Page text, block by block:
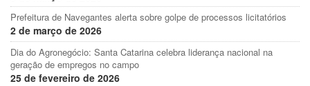
Prefeitura de Navegantes alerta sobre golpe de processos licitatórios
2 de março de 2026
Dia do Agronegócio: Santa Catarina celebra liderança nacional na
geração de empregos no campo
25 de fevereiro de 2026